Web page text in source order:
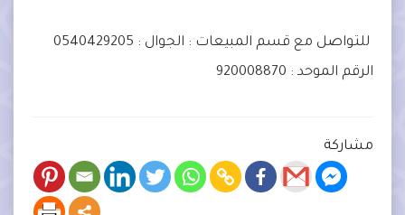
للتواصل مع قسم المبيعات : الجوال : 0540429205
الرقم الموحد : 920008870
مشاركة